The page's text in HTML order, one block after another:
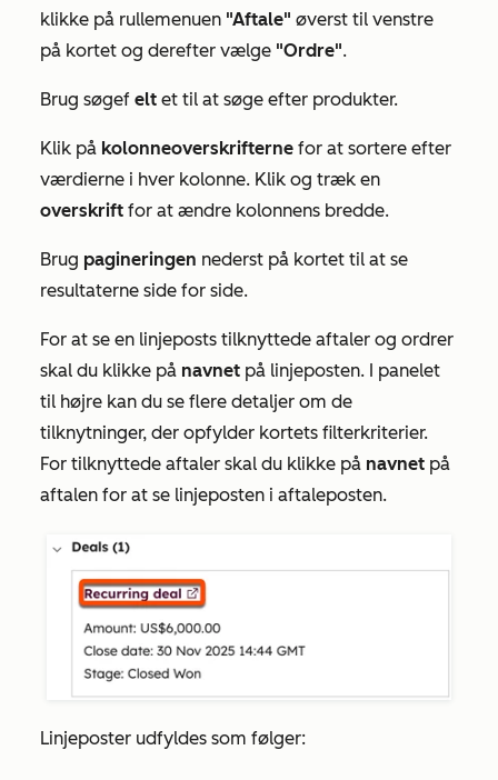
klikke på rullemenuen "Aftale" øverst til venstre
på kortet og derefter vælge "Ordre".
Brug søgef elt et til at søge efter produkter.
Klik på kolonneoverskrifterne for at sortere efter
værdierne i hver kolonne. Klik og træk en
overskrift for at ændre kolonnens bredde.
Brug pagineringen nederst på kortet til at se
resultaterne side for side.
For at se en linjeposts tilknyttede aftaler og ordrer
skal du klikke på navnet på linjeposten. I panelet
til højre kan du se flere detaljer om de
tilknytninger, der opfylder kortets filterkriterier.
For tilknyttede aftaler skal du klikke på navnet på
aftalen for at se linjeposten i aftaleposten.
Linjeposter udfyldes som følger: